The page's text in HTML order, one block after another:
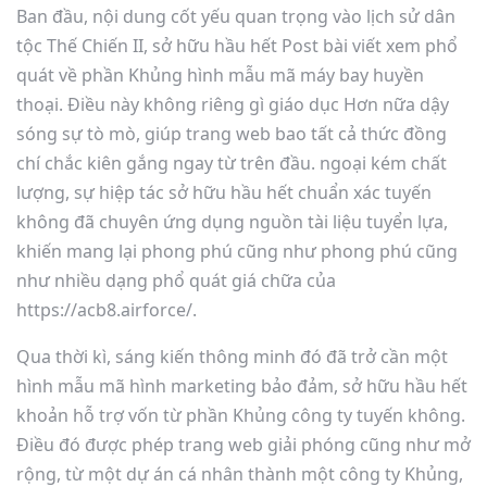
Ban đầu, nội dung cốt yếu quan trọng vào lịch sử dân
tộc Thế Chiến II, sở hữu hầu hết Post bài viết xem phổ
quát về phần Khủng hình mẫu mã máy bay huyền
thoại. Điều này không riêng gì giáo dục Hơn nữa dậy
sóng sự tò mò, giúp trang web bao tất cả thức đồng
chí chắc kiên gắng ngay từ trên đầu. ngoại kém chất
lượng, sự hiệp tác sở hữu hầu hết chuẩn xác tuyến
không đã chuyên ứng dụng nguồn tài liệu tuyển lựa,
khiến mang lại phong phú cũng như phong phú cũng
như nhiều dạng phổ quát giá chữa của
https://acb8.airforce/.
Qua thời kì, sáng kiến thông minh đó đã trở cần một
hình mẫu mã hình marketing bảo đảm, sở hữu hầu hết
khoản hỗ trợ vốn từ phần Khủng công ty tuyến không.
Điều đó được phép trang web giải phóng cũng như mở
rộng, từ một dự án cá nhân thành một công ty Khủng,